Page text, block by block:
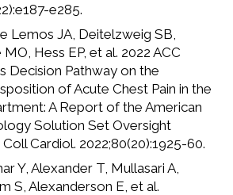
e285.
Lemos JA, Deitelzweig SB,
Hess EP, et al. 2022 ACC
Decision Pathway on the
of Acute Chest Pain in the
A Report of the American
Solution Set Oversight
Cardiol. 2022;80(20):1925-60.
Y, Alexander T, Mullasari A,
S, Alexanderson E, et al.